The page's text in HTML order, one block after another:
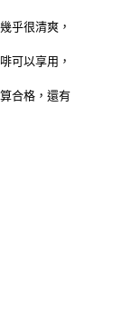
乎很清爽，
可以享用，
合格，還有